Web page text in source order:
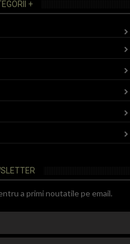
+
a primi noutatile pe email.